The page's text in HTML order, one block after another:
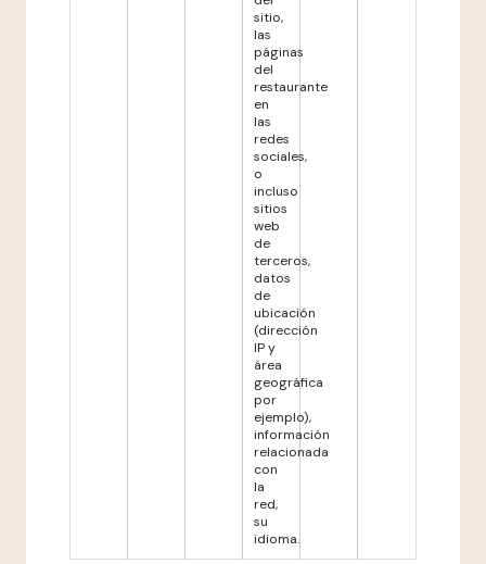
sitio,
las
páginas
del
restaurante
en
las
redes
sociales,
o
incluso
sitios
web
de
terceros,
datos
de
ubicación
(dirección
IP y
área
geográfica
por
ejemplo),
información
relacionada
con
la
red,
su
idioma.